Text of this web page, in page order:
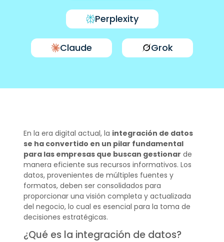
Perplexity
Claude Grok
En la era digital actual, la integración de datos
se ha convertido en un pilar fundamental
para las empresas que buscan gestionar de
manera eficiente sus recursos informativos. Los
datos, provenientes de múltiples fuentes y
formatos, deben ser consolidados para
proporcionar una visión completa y actualizada
del negocio, lo cual es esencial para la toma de
decisiones estratégicas.
¿Qué es la integración de datos?